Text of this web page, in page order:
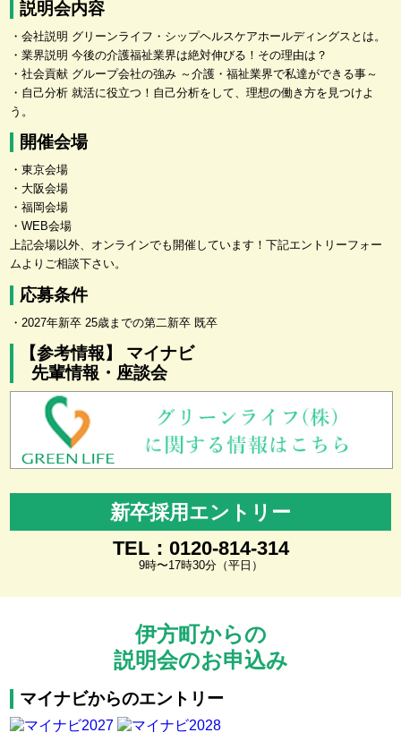
説明会内容
・会社説明 グリーンライフ・シップヘルスケアホールディングスとは。
・業界説明 今後の介護福祉業界は絶対伸びる！その理由は？
・社会貢献 グループ会社の強み ～介護・福祉業界で私達ができる事～
・自己分析 就活に役立つ！自己分析をして、理想の働き方を見つけよ
う。
開催会場
・東京会場
・大阪会場
・福岡会場
・WEB会場
上記会場以外、オンラインでも開催しています！下記エントリーフォー
ムよりご相談下さい。
応募条件
・2027年新卒 25歳までの第二新卒 既卒
【参考情報】 マイナビ
先輩情報・座談会
新卒採用エントリー
TEL：0120-814-314
9時〜17時30分（平日）
伊方町からの
説明会のお申込み
マイナビからのエントリー